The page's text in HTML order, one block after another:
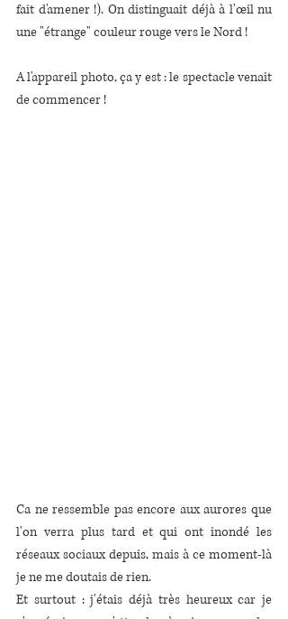
fait d'amener !). On distinguait déjà à l'œil nu
une "étrange" couleur rouge vers le Nord !
A l'appareil photo, ça y est : le spectacle venait
de commencer !
Ca ne ressemble pas encore aux aurores que
l'on verra plus tard et qui ont inondé les
réseaux sociaux depuis, mais à ce moment-là
je ne me doutais de rien.
Et surtout : j'étais déjà très heureux car je